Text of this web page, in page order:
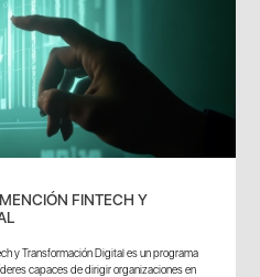
FINTECH Y
y Transformación Digital es un programa
capaces de dirigir organizaciones en